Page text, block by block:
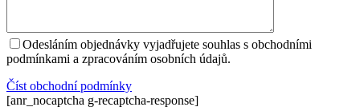
Odesláním objednávky vyjadřujete souhlas s obchodními
podmínkami a zpracováním osobních údajů.
Číst оbchodní podmínky
[anr_nocaptcha g-recaptcha-response]